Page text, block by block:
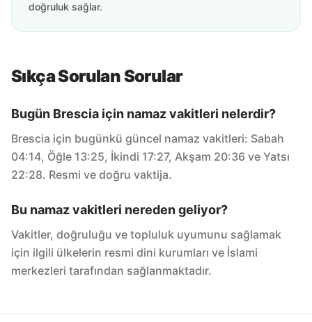
doğruluk sağlar.
Sıkça Sorulan Sorular
Bugün Brescia için namaz vakitleri nelerdir?
Brescia için bugünkü güncel namaz vakitleri: Sabah
04:14, Öğle 13:25, İkindi 17:27, Akşam 20:36 ve Yatsı
22:28. Resmi ve doğru vaktija.
Bu namaz vakitleri nereden geliyor?
Vakitler, doğruluğu ve topluluk uyumunu sağlamak
için ilgili ülkelerin resmi dini kurumları ve İslami
merkezleri tarafından sağlanmaktadır.